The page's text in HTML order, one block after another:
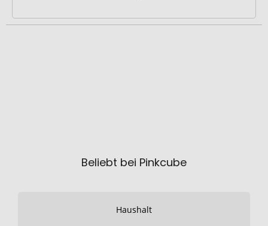
Beliebt bei Pinkcube
Haushalt